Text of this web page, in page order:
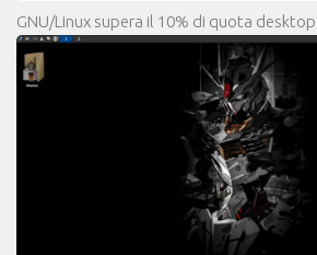
GNU/Linux supera il 10% di quota